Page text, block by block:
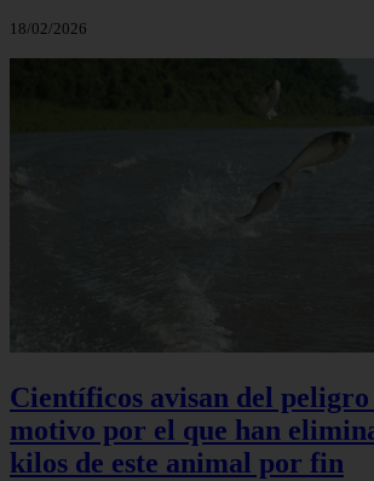
18/02/2026
Científicos avisan del
motivo por el que han
kilos de este animal por fin